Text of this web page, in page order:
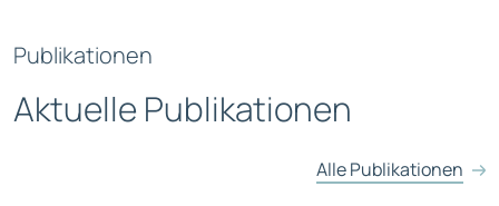
Publikationen
Aktuelle Publikationen
Alle Publikationen